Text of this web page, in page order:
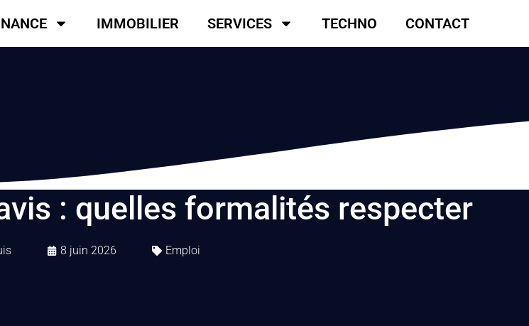
IMMOBILIER SERVICES TECHNO CONTACT
: quelles formalités respecter
8 juin 2026 Emploi